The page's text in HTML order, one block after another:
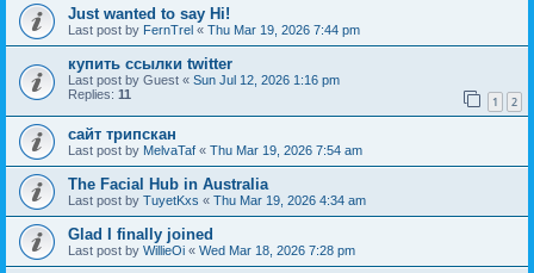
Just wanted to say Hi!
Last post by FernTrel « Thu Mar 19, 2026 7:44 pm
купить ссылки twitter
Last post by Guest « Sun Jul 12, 2026 1:16 pm
Replies: 11 1 2
сайт трипскан
Last post by MelvaTaf « Thu Mar 19, 2026 7:54 am
The Facial Hub in Australia
Last post by TuyetKxs « Thu Mar 19, 2026 4:34 am
Glad I finally joined
Last post by WillieOi « Wed Mar 18, 2026 7:28 pm